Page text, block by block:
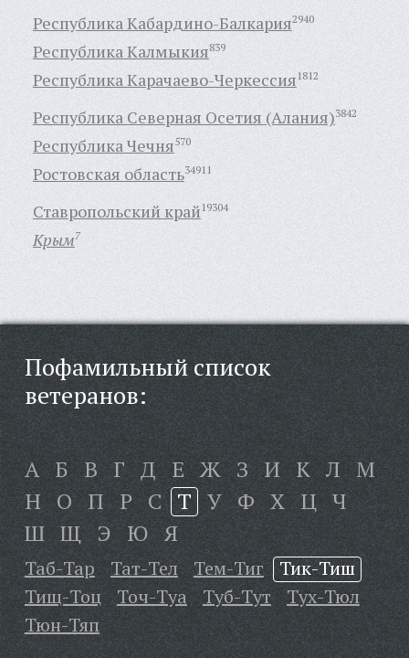
Республика Кабардино-Балкария2940
Республика Калмыкия839
Республика Карачаево-Черкессия1812
Республика Северная Осетия (Алания)3842
Республика Чечня570
Ростовская область34911
Ставропольский край19304
Крым7
Пофамильный список
ветеранов:
А Б В Г Д Е Ж З И К Л М
Н О П Р С Т У Ф Х Ц Ч
Ш Щ Э Ю Я
Таб-Тар Тат-Тел Тем-Тиг
Тик-Тиш
Тищ-Тоц
Точ-Туа Туб-Тут
Тух-Тюл
Тюн-Тяп